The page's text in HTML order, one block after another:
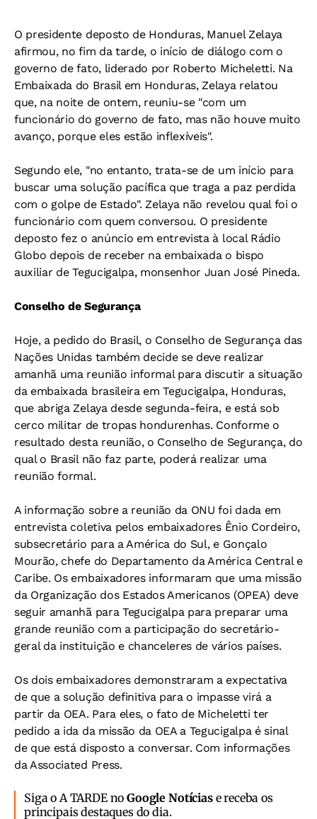
O presidente deposto de Honduras, Manuel Zelaya
afirmou, no fim da tarde, o início de diálogo com o
governo de fato, liderado por Roberto Micheletti. Na
Embaixada do Brasil em Honduras, Zelaya relatou
que, na noite de ontem, reuniu-se "com um
funcionário do governo de fato, mas não houve muito
avanço, porque eles estão inflexíveis".
Segundo ele, "no entanto, trata-se de um início para
buscar uma solução pacífica que traga a paz perdida
com o golpe de Estado". Zelaya não revelou qual foi o
funcionário com quem conversou. O presidente
deposto fez o anúncio em entrevista à local Rádio
Globo depois de receber na embaixada o bispo
auxiliar de Tegucigalpa, monsenhor Juan José Pineda.
Conselho de Segurança
Hoje, a pedido do Brasil, o Conselho de Segurança das
Nações Unidas também decide se deve realizar
amanhã uma reunião informal para discutir a situação
da embaixada brasileira em Tegucigalpa, Honduras,
que abriga Zelaya desde segunda-feira, e está sob
cerco militar de tropas hondurenhas. Conforme o
resultado desta reunião, o Conselho de Segurança, do
qual o Brasil não faz parte, poderá realizar uma
reunião formal.
A informação sobre a reunião da ONU foi dada em
entrevista coletiva pelos embaixadores Ênio Cordeiro,
subsecretário para a América do Sul, e Gonçalo
Mourão, chefe do Departamento da América Central e
Caribe. Os embaixadores informaram que uma missão
da Organização dos Estados Americanos (OPEA) deve
seguir amanhã para Tegucigalpa para preparar uma
grande reunião com a participação do secretário-
geral da instituição e chanceleres de vários países.
Os dois embaixadores demonstraram a expectativa
de que a solução definitiva para o impasse virá a
partir da OEA. Para eles, o fato de Micheletti ter
pedido a ida da missão da OEA a Tegucigalpa é sinal
de que está disposto a conversar. Com informações
da Associated Press.
Siga o A TARDE noGoogle Notíciase receba os
principais destaques do dia.